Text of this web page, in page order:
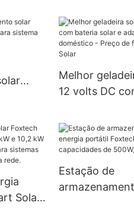
Melhor
12 volts DC
doméstico -
fábrica -
Solar
Estação de